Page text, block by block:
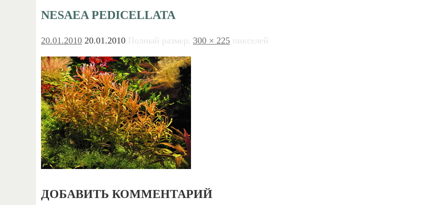
NESAEA PEDICELLATA
20.01.2010 20.01.2010 Полный размер: 300 × 225 пикселей
ДОБАВИТЬ КОММЕНТАРИЙ